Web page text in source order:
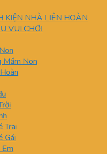
KIỆN NHÀ LIÊN HOÀN
VUI CHƠI
Mầm Non
Trai
Gái